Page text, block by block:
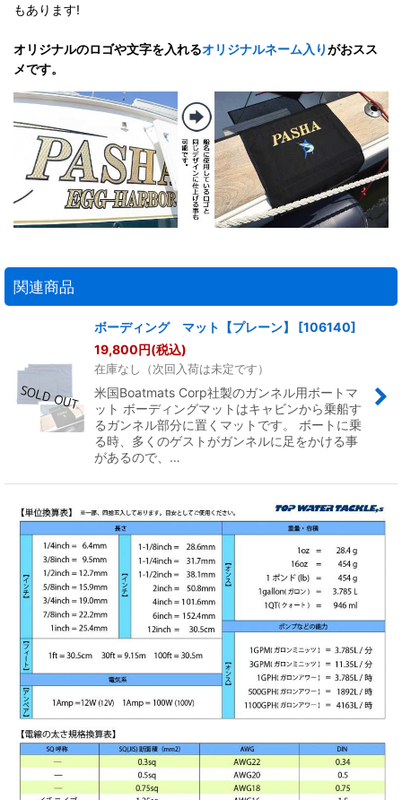
もあります!
オリジナルのロゴや文字を入れるオリジナルネーム入りがおスス
メです。
関連商品
ボーディング マット【プレーン】 [106140]
19,800 円(税込)
在庫なし（次回入荷は未定です）
米国Boatmats Corp社製のガンネル用ボートマ
ット ボーディングマットはキャビンから乗船す
るガンネル部分に置くマットです。 ボートに乗
る時、多くのゲストがガンネルに足をかける事
があるので、…